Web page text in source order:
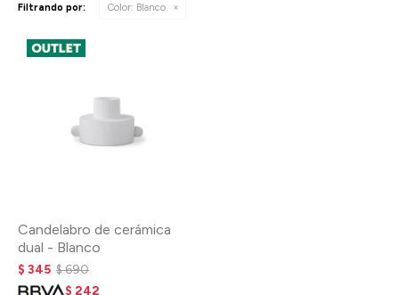
Filtrando por: Color: Blanco
Candelabro de cerámica
dual - Blanco
$ 345 $690
$ 242